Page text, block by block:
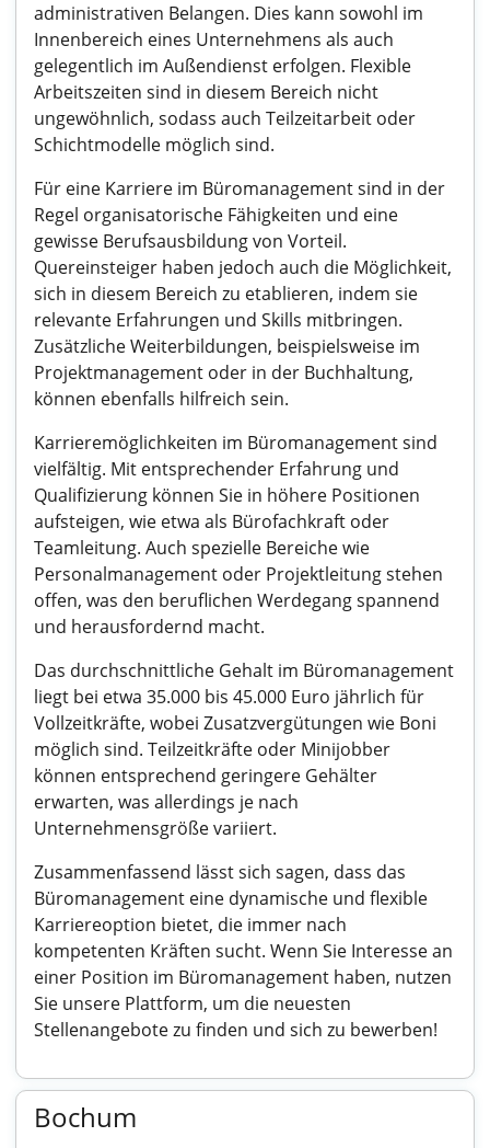
administrativen Belangen. Dies kann sowohl im
Innenbereich eines Unternehmens als auch
gelegentlich im Außendienst erfolgen. Flexible
Arbeitszeiten sind in diesem Bereich nicht
ungewöhnlich, sodass auch Teilzeitarbeit oder
Schichtmodelle möglich sind.
Für eine Karriere im Büromanagement sind in der
Regel organisatorische Fähigkeiten und eine
gewisse Berufsausbildung von Vorteil.
Quereinsteiger haben jedoch auch die Möglichkeit,
sich in diesem Bereich zu etablieren, indem sie
relevante Erfahrungen und Skills mitbringen.
Zusätzliche Weiterbildungen, beispielsweise im
Projektmanagement oder in der Buchhaltung,
können ebenfalls hilfreich sein.
Karrieremöglichkeiten im Büromanagement sind
vielfältig. Mit entsprechender Erfahrung und
Qualifizierung können Sie in höhere Positionen
aufsteigen, wie etwa als Bürofachkraft oder
Teamleitung. Auch spezielle Bereiche wie
Personalmanagement oder Projektleitung stehen
offen, was den beruflichen Werdegang spannend
und herausfordernd macht.
Das durchschnittliche Gehalt im Büromanagement
liegt bei etwa 35.000 bis 45.000 Euro jährlich für
Vollzeitkräfte, wobei Zusatzvergütungen wie Boni
möglich sind. Teilzeitkräfte oder Minijobber
können entsprechend geringere Gehälter
erwarten, was allerdings je nach
Unternehmensgröße variiert.
Zusammenfassend lässt sich sagen, dass das
Büromanagement eine dynamische und flexible
Karriereoption bietet, die immer nach
kompetenten Kräften sucht. Wenn Sie Interesse an
einer Position im Büromanagement haben, nutzen
Sie unsere Plattform, um die neuesten
Stellenangebote zu finden und sich zu bewerben!
Bochum